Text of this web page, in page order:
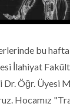
bu
İlahiyat
Dr. Öğr. Üyesi
Hocamız